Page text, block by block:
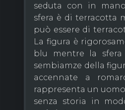
seduta con in
sfera è di terracotta
può essere di
La figura è
blu mentre la
sembiamze della
accennate a
rappresenta un
senza storia in